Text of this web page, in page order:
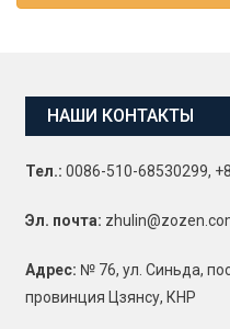
НАШИ КОНТАКТЫ
Тел.: 0086-510-68530299,
Эл. почта:
Адрес: № 76, ул. Синьда,
провинция Цзянсу, КНР